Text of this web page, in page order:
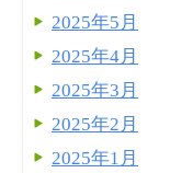
2025年5月
2025年4月
2025年3月
2025年2月
2025年1月